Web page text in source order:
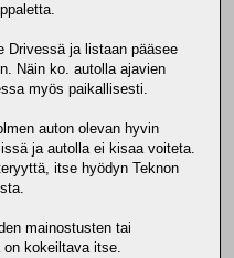
Drivessä ja listaan pääsee
Näin ko. autolla ajavien
myös paikallisesti.
auton olevan hyvin
ja autolla ei kisaa voiteta.
itse hyödyn Teknon
mainostusten tai
on kokeiltava itse.